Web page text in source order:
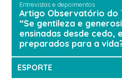
Entrevistas e depoimentos
Artigo Observatório do
“Se gentileza e
ensinadas desde cedo,
preparados para a
ESPORTE